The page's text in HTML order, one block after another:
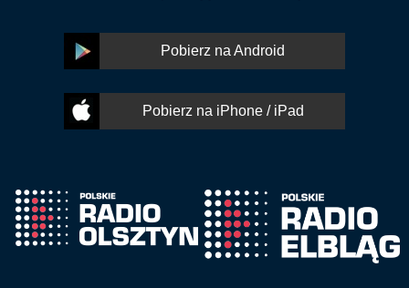
Pobierz na Android
Pobierz na iPhone / iPad